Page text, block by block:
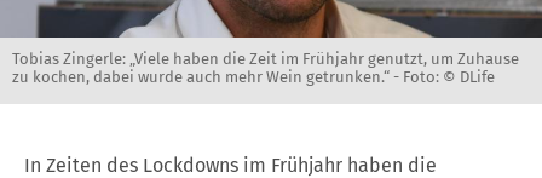
Tobias Zingerle: „Viele haben die Zeit im Frühjahr genutzt, um Zuhause
zu kochen, dabei wurde auch mehr Wein getrunken.“ - Foto: © DLife
In Zeiten des Lockdowns im Frühjahr haben die